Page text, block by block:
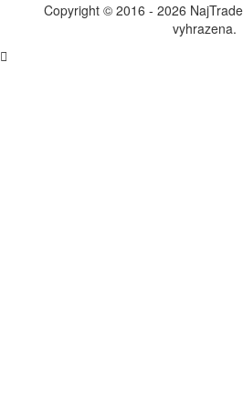
Copyright © 2016 - 2026
vyhrazena.